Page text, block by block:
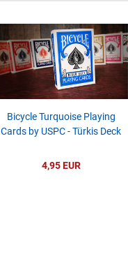
Bicycle Turquoise Playing
Cards by USPC - Türkis Deck
4,95 EUR